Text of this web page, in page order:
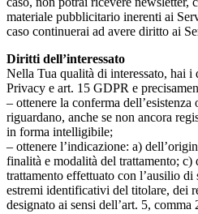
materiale pubblicitario inerenti ai
caso continuerai ad avere diritto ai
Diritti dell’interessato
Nella Tua qualità di interessato, hai
Privacy e art. 15 GDPR e
– ottenere la conferma
riguardano, anche se non ancora
in forma intelligibile;
– ottenere l’indicazione: a)
finalità e modalità del trattamento;
trattamento effettuato con l’ausilio
estremi identificativi del titolare, dei
designato ai sensi dell’art. 5,